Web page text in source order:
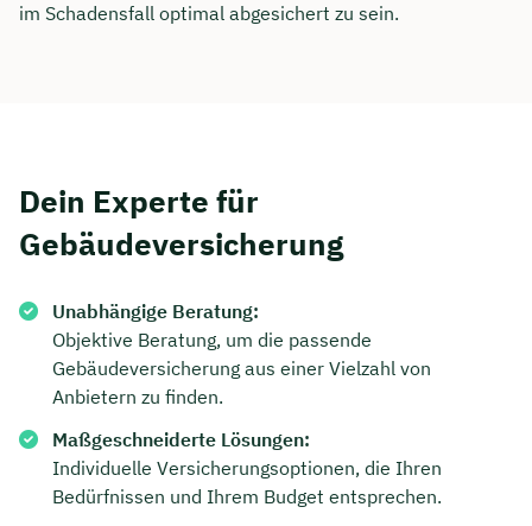
im Schadensfall optimal abgesichert zu sein.
Dein Experte für
Gebäudeversicherung
Unabhängige Beratung:
Objektive Beratung, um die passende
Gebäudeversicherung aus einer Vielzahl von
Anbietern zu finden.
Maßgeschneiderte Lösungen:
Individuelle Versicherungsoptionen, die Ihren
Bedürfnissen und Ihrem Budget entsprechen.
Meeting buchen